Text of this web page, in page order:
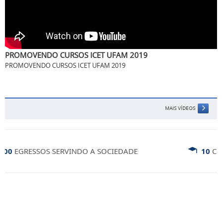
PROMOVENDO CURSOS ICET UFAM 2019
PROMOVENDO CURSOS ICET UFAM 2019
MAIS VÍDEOS
EGRESSOS SERVINDO A SOCIEDADE 10